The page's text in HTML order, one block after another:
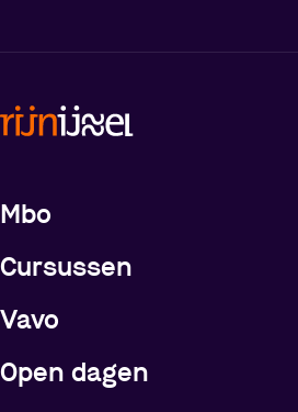
Meer over de opleidingen
Mbo
Cursussen
Vavo
Open dagen